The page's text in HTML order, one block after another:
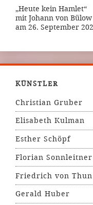
„Heute kein Hamlet“
mit Johann von
am 26. September
KÜNSTLER
Christian Gruber
Elisabeth Kulman
Esther Schöpf
Florian Sonnleitner
Friedrich von Thun
Gerald Huber